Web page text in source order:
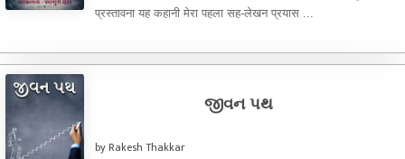
प्रस्तावना यह कहानी मेरा पहला सह-लेखन प्रयास ...
જીવન પથ
by Rakesh Thakkar